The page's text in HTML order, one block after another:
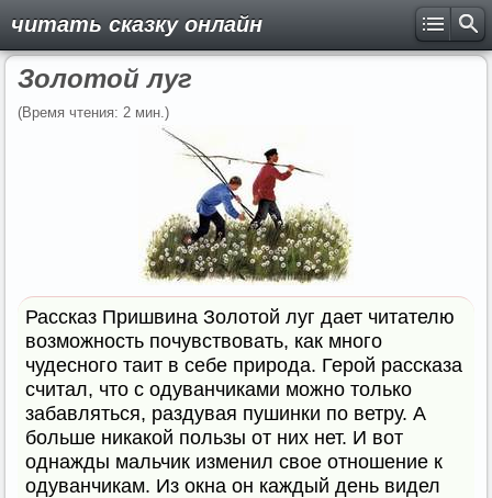
читать сказку онлайн
Золотой луг
(Время чтения: 2 мин.)
Рассказ Пришвина Золотой луг дает читателю
возможность почувствовать, как много
чудесного таит в себе природа. Герой рассказа
считал, что с одуванчиками можно только
забавляться, раздувая пушинки по ветру. А
больше никакой пользы от них нет. И вот
однажды мальчик изменил свое отношение к
одуванчикам. Из окна он каждый день видел